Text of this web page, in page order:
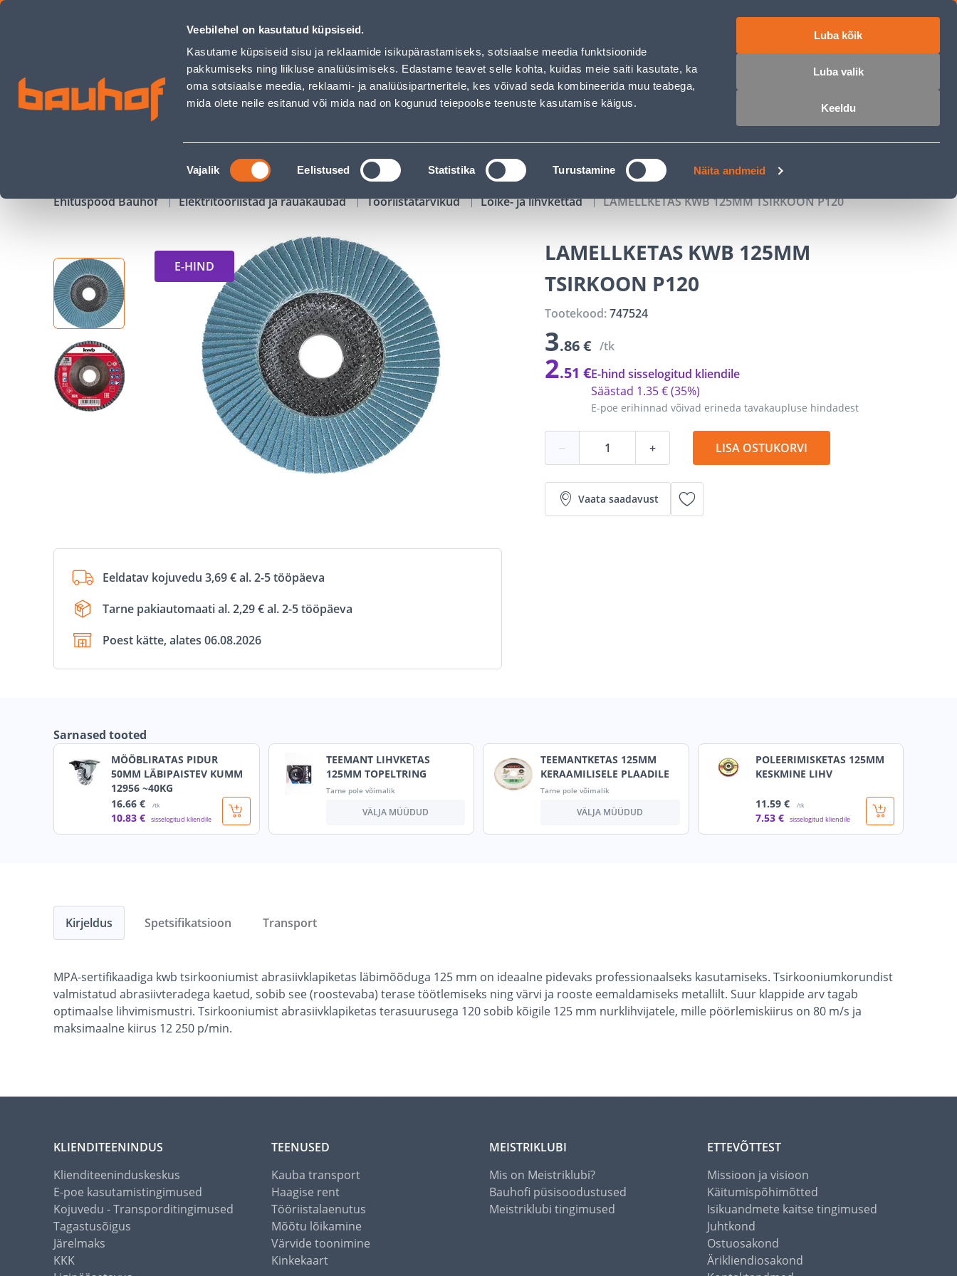
Veebilehel on kasutatud küpsiseid.
Kasutame küpsiseid sisu ja reklaamide isikupärastamiseks, sotsiaalse meedia funktsioonide
pakkumiseks ning liikluse analüüsimiseks. Edastame teavet selle kohta, kuidas meie saiti kasutate, ka
oma sotsiaalse meedia, reklaami- ja analüüsipartneritele, kes võivad seda kombineerida muu teabega,
mida olete neile esitanud või mida nad on kogunud teiepoolse teenuste kasutamise käigus.
Nõusoleku
valik
Vajalik Eelistused Statistika Turustamine Näita andmeid
Luba kõik
Luba valik
Keeldu
LAMELLKETAS KWB 125MM TSIRKOON P120 - Bauhof has loaded
Äriklienditeenindus Klienditeenindus Teenused Karjäärileht
OTSI Logi sisse
KAMPAANIAD KATALOOGID TÖÖRIISTALAENUTUS JÄRELMAKS
Ehituspood Bauhof Elektritööriistad ja rauakaubad Tööriistatarvikud Lõike- ja lihvkettad LAMELLKETAS KWB 125MM TSIRKOON P120
E-HIND
Eeldatav kojuvedu 3,69 € al. 2-5 tööpäeva
Tarne pakiautomaati al. 2,29 € al. 2-5 tööpäeva
Poest kätte, alates 06.08.2026
LAMELLKETAS KWB 125MM
TSIRKOON P120
Tootekood:747524
3.86 € /tk
2.51 €
E-poe erihinnad võivad erineda tavakaupluse hindadest
Säästad 1.35 €(35%)
E-hind sisselogitud kliendile
− + LISA OSTUKORVI
Vaata saadavust
Sarnased tooted
MÖÖBLIRATAS PIDUR
50MM LÄBIPAISTEV KUMM
12956 ~40KG
16.66 € /tk
10.83 € sisselogitud kliendile
TEEMANT LIHVKETAS
125MM TOPELTRING
Tarne pole võimalik
VÄLJA MÜÜDUD
TEEMANTKETAS 125MM
KERAAMILISELE PLAADILE
Tarne pole võimalik
VÄLJA MÜÜDUD
POLEERIMISKETAS 125MM
KESKMINE LIHV
11.59 € /tk
7.53 € sisselogitud kliendile
Kirjeldus
MPA-sertifikaadiga kwb tsirkooniumist abrasiivklapiketas läbimõõduga 125 mm on ideaalne pidevaks professionaalseks kasutamiseks. Tsirkooniumkorundist
valmistatud abrasiivteradega kaetud, sobib see (roostevaba) terase töötlemiseks ning värvi ja rooste eemaldamiseks metallilt. Suur klappide arv tagab
optimaalse lihvimismustri. Tsirkooniumist abrasiivklapiketas terasuurusega 120 sobib kõigile 125 mm nurklihvijatele, mille pöörlemiskiirus on 80 m/s ja
maksimaalne kiirus 12 250 p/min.
Spetsifikatsioon Transport
KLIENDITEENINDUS
Klienditeeninduskeskus
E-poe kasutamistingimused
Kojuvedu - Transporditingimused
Tagastusõigus
Järelmaks
KKK
TEENUSED
Kauba transport
Haagise rent
Tööriistalaenutus
Mõõtu lõikamine
Värvide toonimine
Kinkekaart
MEISTRIKLUBI
Mis on Meistriklubi?
Bauhofi püsisoodustused
Meistriklubi tingimused
ETTEVÕTTEST
Missioon ja visioon
Käitumispõhimõtted
Isikuandmete kaitse tingimused
Juhtkond
Ostuosakond
Ärikliendiosakond